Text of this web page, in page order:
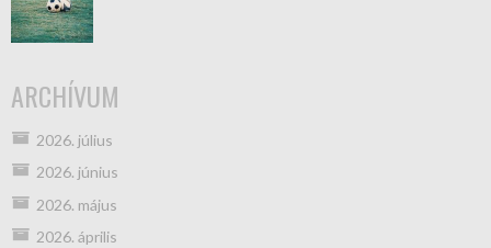
ARCHÍVUM
2026. július
2026. június
2026. május
2026. április